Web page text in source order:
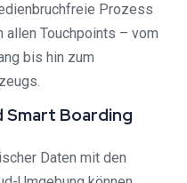
Prozess
allen Touchpoints – vom
bis hin zum
Smart Boarding
Daten mit den